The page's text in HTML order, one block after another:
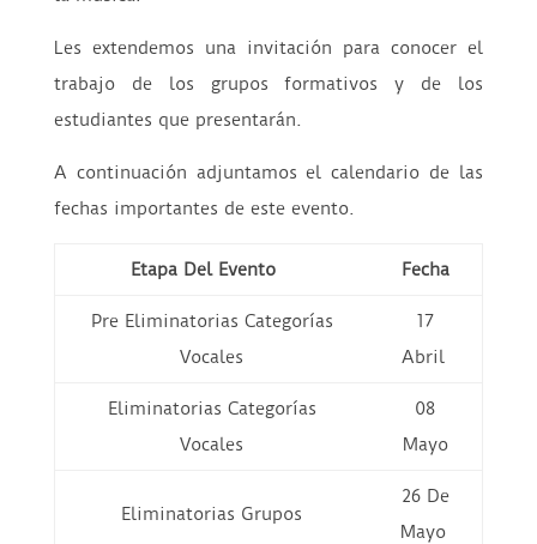
Les extendemos una invitación para conocer el
trabajo de los grupos formativos y de los
estudiantes que presentarán.
A continuación adjuntamos el calendario de las
fechas importantes de este evento.
Etapa Del Evento Fecha
Pre Eliminatorias Categorías
Vocales
17
Abril
Eliminatorias Categorías
Vocales
08
Mayo
Eliminatorias Grupos
26 De
Mayo